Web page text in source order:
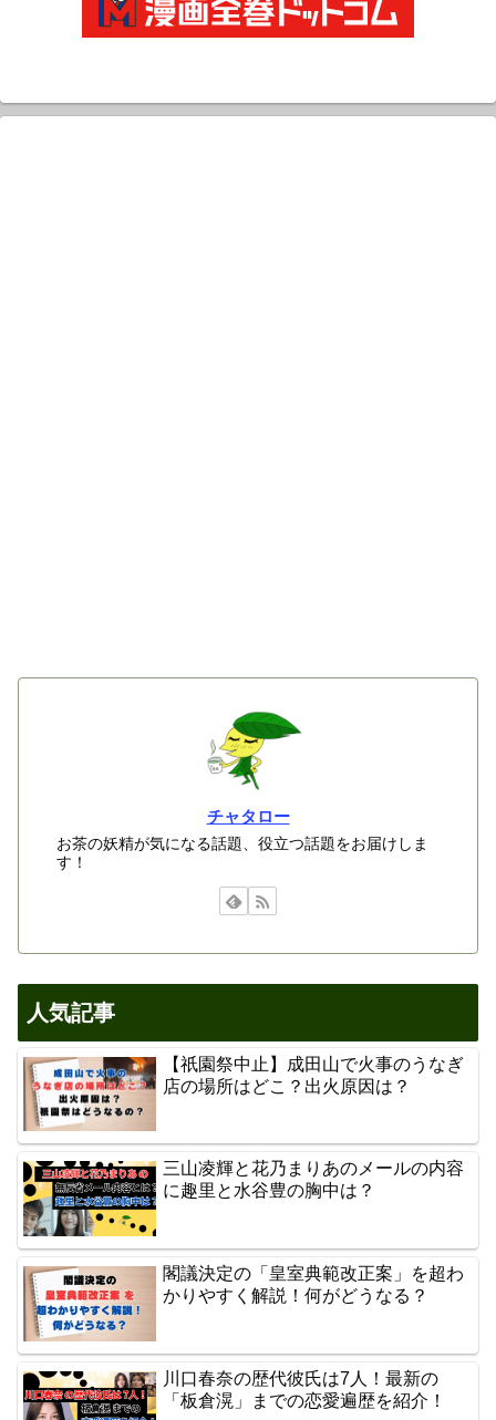
チャタロー
お茶の妖精が気になる話題、役立つ話題をお届けしま
す！
人気記事
【祇園祭中止】成田山で火事のうなぎ
店の場所はどこ？出火原因は？
三山凌輝と花乃まりあのメールの内容
に趣里と水谷豊の胸中は？
閣議決定の「皇室典範改正案」を超わ
かりやすく解説！何がどうなる？
川口春奈の歴代彼氏は7人！最新の
「板倉滉」までの恋愛遍歴を紹介！